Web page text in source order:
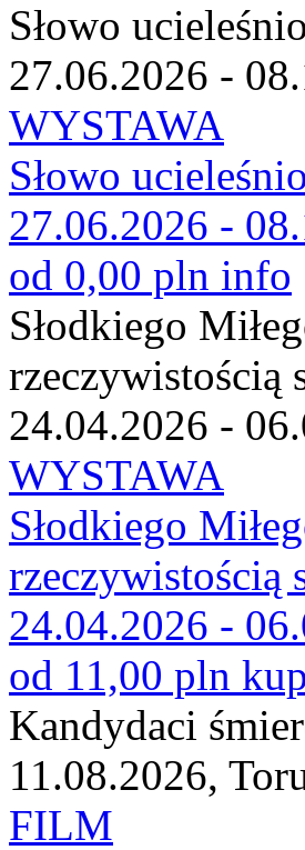
Słowo
27.06.2026 -
WYSTAWA
Słowo
27.06.2026 -
od 0,00 pln info
Słodkiego
rzeczywistością
24.04.2026 -
WYSTAWA
Słodkiego
rzeczywistością
24.04.2026 -
od 11,00 pln
Kandydaci
11.08.2026,
FILM